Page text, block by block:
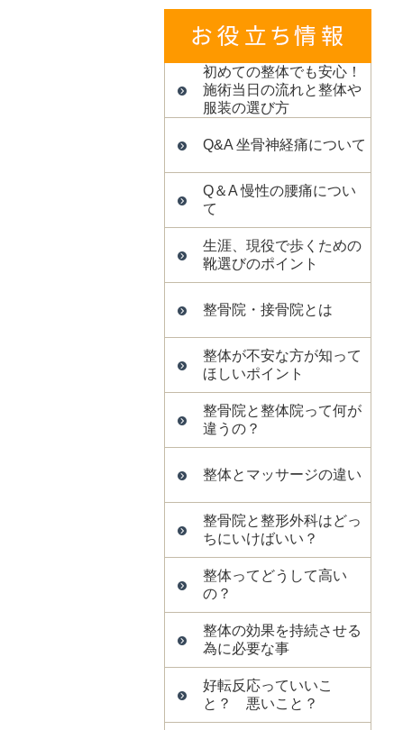
初めての整体でも安心！
施術当日の流れと整体や
服装の選び方
Q&A 坐骨神経痛について
Q＆A 慢性の腰痛につい
て
生涯、現役で歩くための
靴選びのポイント
整骨院・接骨院とは
整体が不安な方が知って
ほしいポイント
整骨院と整体院って何が
違うの？
整体とマッサージの違い
整骨院と整形外科はどっ
ちにいけばいい？
整体ってどうして高い
の？
整体の効果を持続させる
為に必要な事
好転反応っていいこ
と？ 悪いこと？